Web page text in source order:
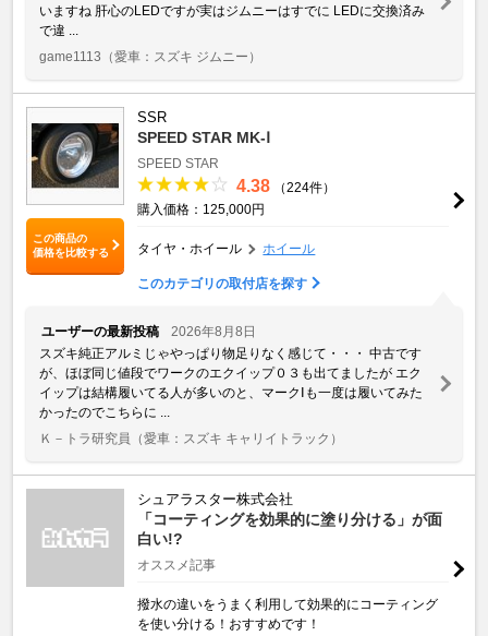
いますね 肝心のLEDですが実はジムニーはすでに LEDに交換済み
で違 ...
game1113 （愛車：スズキ ジムニー）
この商品の
価格を比較する
SSR
SPEED STAR MK-Ⅰ
SPEED STAR
4.38
（224件）
購入価格：125,000円
タイヤ・ホイール ホイール
このカテゴリの取付店を探す
ユーザーの最新投稿
2026年8月8日
スズキ純正アルミじゃやっぱり物足りなく感じて・・・ 中古です
が、ほぼ同じ値段でワークのエクイップ０３も出てましたが エク
イップは結構履いてる人が多いのと、マークⅠも一度は履いてみた
かったのでこちらに ...
Ｋ－トラ研究員 （愛車：スズキ キャリイトラック）
シュアラスター株式会社
「コーティングを効果的に塗り分ける」が面
白い!?
オススメ記事
撥水の違いをうまく利用して効果的にコーティング
を使い分ける！おすすめです！